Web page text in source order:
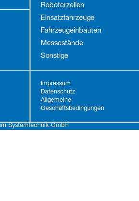
Roboterzellen
Einsatzfahrzeuge
Fahrzeug­einbauten
Messestände
Sonstige
Impressum
Datenschutz
Allgemeine
Geschäftsbedingungen
Systemtechnik GmbH